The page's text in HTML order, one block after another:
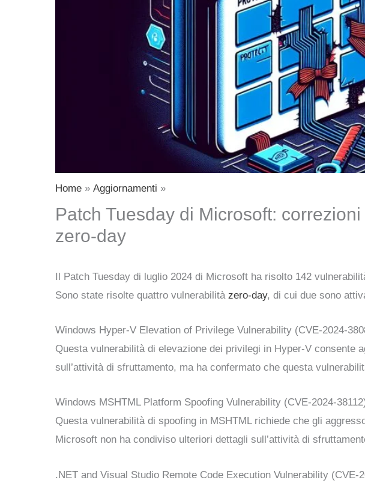
Home Aggiornamenti
Patch Tuesday di Microsoft:
zero-day
Il Patch Tuesday di luglio 2024 di Microsoft ha risolto 142
Sono state risolte quattro vulnerabilità zero-day, di cui due sono
Windows Hyper-V Elevation of Privilege Vulnerability (CVE-2024-
Questa vulnerabilità di elevazione dei privilegi in Hyper-V
sull’attività di sfruttamento, ma ha confermato che questa
Windows MSHTML Platform Spoofing Vulnerability (CVE-2024-
Questa vulnerabilità di spoofing in MSHTML richiede che gli
Microsoft non ha condiviso ulteriori dettagli sull’attività di
.NET and Visual Studio Remote Code Execution Vulnerability (CVE-